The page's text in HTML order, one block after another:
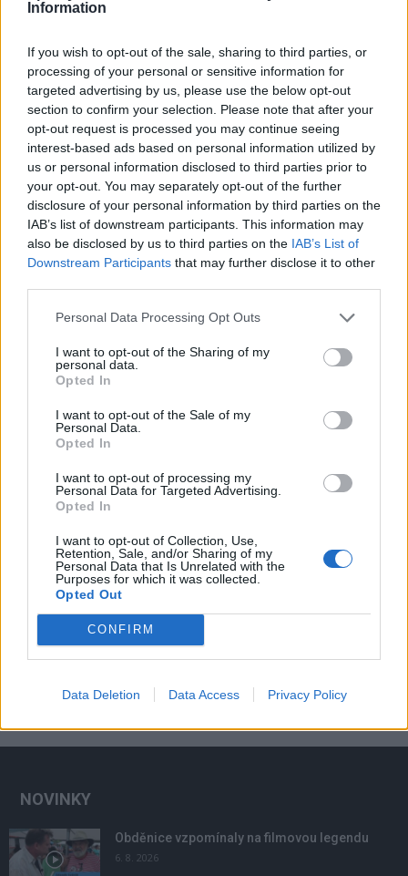
Information
If you wish to opt-out of the sale, sharing to third parties, or
processing of your personal or sensitive information for
targeted advertising by us, please use the below opt-out
section to confirm your selection. Please note that after your
opt-out request is processed you may continue seeing
interest-based ads based on personal information utilized by
us or personal information disclosed to third parties prior to
your opt-out. You may separately opt-out of the further
disclosure of your personal information by third parties on the
IAB’s list of downstream participants. This information may
also be disclosed by us to third parties on the IAB’s List of
Downstream Participants that may further disclose it to other
Personal Data Processing Opt Outs
I want to opt-out of the Sharing of my
personal data.
Opted In
I want to opt-out of the Sale of my
Personal Data.
Opted In
I want to opt-out of processing my
Personal Data for Targeted Advertising.
Opted In
I want to opt-out of Collection, Use,
Retention, Sale, and/or Sharing of my
Personal Data that Is Unrelated with the
Purposes for which it was collected.
Opted Out
CONFIRM
Data Deletion Data Access Privacy Policy
městské a soukromé
SOUVISEJÍCÍ ČLÁNKY
VÍCE OD AUTORA
Většina koupališť na Příbramsku nabízí
výborné podmínky. Horší voda je jen na
Živohošti
Zpravodajství
Zpravodajství
Středočeský kraj upravil pravidla soutěže.
Obce nově získají body i za předcházení
vzniku odpadu
NOVINKY
Obděnice vzpomínaly na filmovou legendu
6. 8. 2026